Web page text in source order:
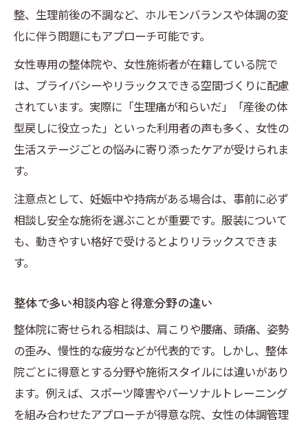
整、生理前後の不調など、ホルモンバランスや体調の変
化に伴う問題にもアプローチ可能です。
女性専用の整体院や、女性施術者が在籍している院で
は、プライバシーやリラックスできる空間づくりに配慮
されています。実際に「生理痛が和らいだ」「産後の体
型戻しに役立った」といった利用者の声も多く、女性の
生活ステージごとの悩みに寄り添ったケアが受けられま
す。
注意点として、妊娠中や持病がある場合は、事前に必ず
相談し安全な施術を選ぶことが重要です。服装について
も、動きやすい格好で受けるとよりリラックスできま
す。
整体で多い相談内容と得意分野の違い
整体院に寄せられる相談は、肩こりや腰痛、頭痛、姿勢
の歪み、慢性的な疲労などが代表的です。しかし、整体
院ごとに得意とする分野や施術スタイルには違いがあり
ます。例えば、スポーツ障害やパーソナルトレーニング
を組み合わせたアプローチが得意な院、女性の体調管理